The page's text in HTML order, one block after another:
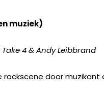
muziek)
4 & Andy Leibbrand
door muzikant